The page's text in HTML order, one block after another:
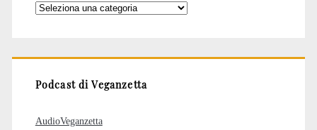
Categorie
Podcast di Veganzetta
AudioVeganzetta